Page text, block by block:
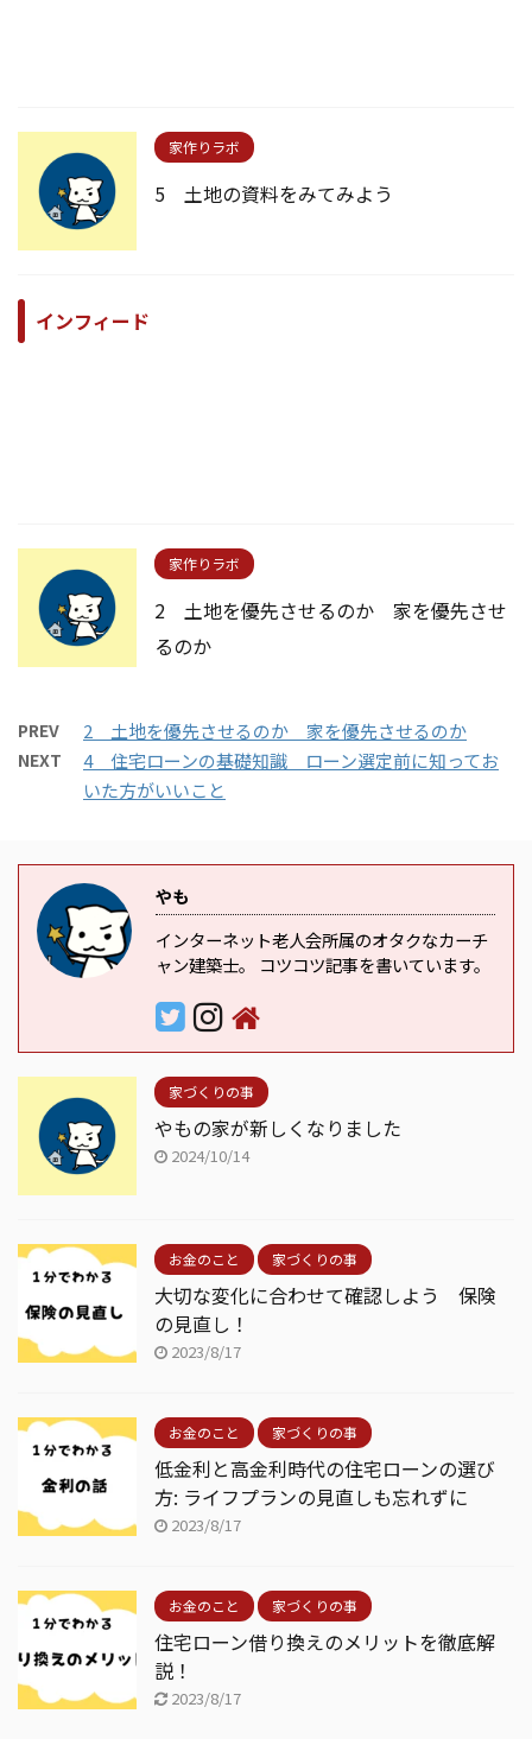
家作りラボ
5 土地の資料をみてみよう
インフィード
家作りラボ
2 土地を優先させるのか 家を優先させ
るのか
PREV 2 土地を優先させるのか 家を優先させるのか
NEXT
4 住宅ローンの基礎知識 ローン選定前に知ってお
いた方がいいこと
やも
インターネット老人会所属のオタクなカーチ
ャン建築士。 コツコツ記事を書いています。
家づくりの事
やもの家が新しくなりました
2024/10/14
お金のこと 家づくりの事
大切な変化に合わせて確認しよう 保険
の見直し！
2023/8/17
お金のこと 家づくりの事
低金利と高金利時代の住宅ローンの選び
方: ライフプランの見直しも忘れずに
2023/8/17
お金のこと 家づくりの事
住宅ローン借り換えのメリットを徹底解
説！
2023/8/17